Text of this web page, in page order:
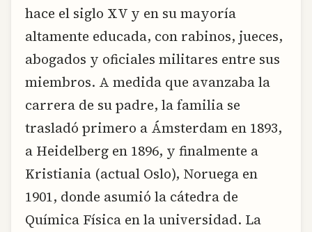
hace el siglo XV y en su mayoría
altamente educada, con rabinos, jueces,
abogados y oficiales militares entre sus
miembros. A medida que avanzaba la
carrera de su padre, la familia se
trasladó primero a Ámsterdam en 1893,
a Heidelberg en 1896, y finalmente a
Kristiania (actual Oslo), Noruega en
1901, donde asumió la cátedra de
Química Física en la universidad. La